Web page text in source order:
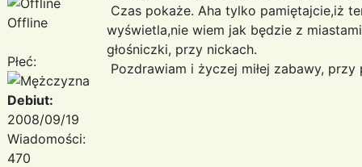
Offline
Płeć:
Debiut:
2008/09/19
Wiadomości:
470
Czas pokaże. Aha tylko pamiętajcie,iż
wyświetla,nie wiem jak będzie z
głośniczki, przy nickach.
Pozdrawiam i życzej miłej zabawy, przy